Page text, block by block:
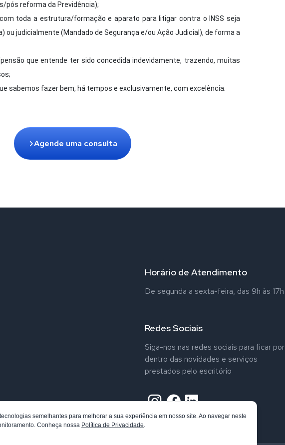
pós reforma da Previdência);
toda a estrutura/formação e aparato para litigar contra o INSS seja
ou judicialmente (Mandado de Segurança e/ou Ação Judicial), de forma a
que entende ter sido concedida indevidamente, trazendo, muitas
sabemos fazer bem, há tempos e exclusivamente, com excelência.
Agende uma consulta
Horário de Atendimento
De segunda a sexta-feira, das 9h às 17h
Redes Sociais
Siga-nos nas redes sociais para ficar por
dentro das novidades e serviços
prestados pelo escritório
semelhantes para melhorar a sua experiência em nosso site. Ao navegar neste
Conheça nossa Política de Privacidade.